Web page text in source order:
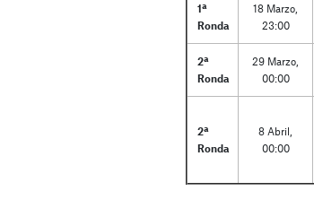
1ª
Ronda
18 Marzo,
23:00
2ª
Ronda
29 Marzo,
00:00
2ª
Ronda
8 Abril,
00:00